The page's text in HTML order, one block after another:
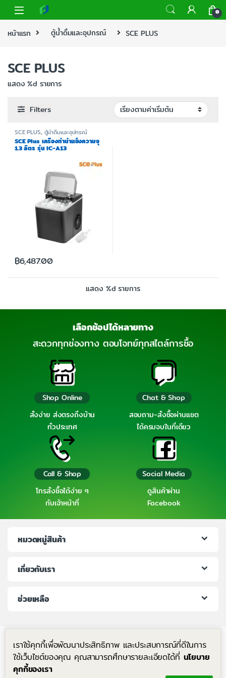
0
หน้าแรก ตู้น้ำดื่มและอุปกรณ์ SCE PLUS
SCE PLUS
แสดง %d รายการ
Filters
SCE PLUS, ตู้น้ำดื่มและอุปกรณ์
SCE Plus เครื่องทำน้ำแข็งความจุ
1.3 ลิตร รุ่น IC-A13
฿6,487.00
แสดง %d รายการ
เลือกช้อปได้หลายทาง
สะดวกทุกช่องทาง ตอบโจทย์ทุกสไตล์การซื้อ
Shop Online
สั่งง่าย ส่งตรงถึงบ้าน
ทั่วประเทศ
Chat & Shop
สอบถาม-สั่งซื้อผ่านแชต
ได้ครบจบในที่เดียว
Call & Shop
โทรสั่งซื้อได้ง่าย ๆ
กับเจ้าหน้าที่
Social Media
ดูสินค้าผ่าน
Facebook
หมวดหมู่สินค้า
เกี่ยวกับเรา
ช่วยเหลือ
เราใช้คุกกี้เพื่อพัฒนาประสิทธิภาพ และประสบการณ์ที่ดีในการ
ใช้เว็บไซต์ของคุณ คุณสามารถศึกษารายละเอียดได้ที่ นโยบาย
คุกกี้ของเรา